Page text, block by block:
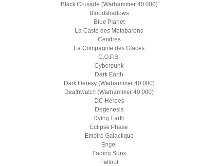
Black Crusade (Warhammer 40.000)
Bloodshadows
Blue Planet
La Caste des Métabarons
Cendres
La Compagnie des Glaces
C.O.P.S.
Cyberpunk
Dark Earth
Dark Heresy (Warhammer 40.000)
Deathwatch (Warhammer 40.000)
DC Heroes
Degenesis
Dying Earth
Eclipse Phase
Empire Galactique
Engel
Fading Suns
Fallout